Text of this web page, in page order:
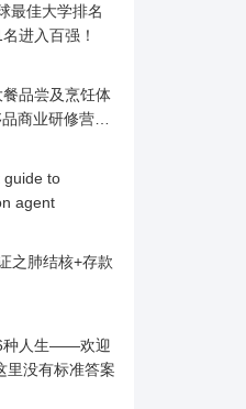
最佳大学排名
进入百强！
餐品尝及烹饪体
商业研修营首
guide to
agent
之肺结核+存款
种人生——欢迎
里没有标准答案